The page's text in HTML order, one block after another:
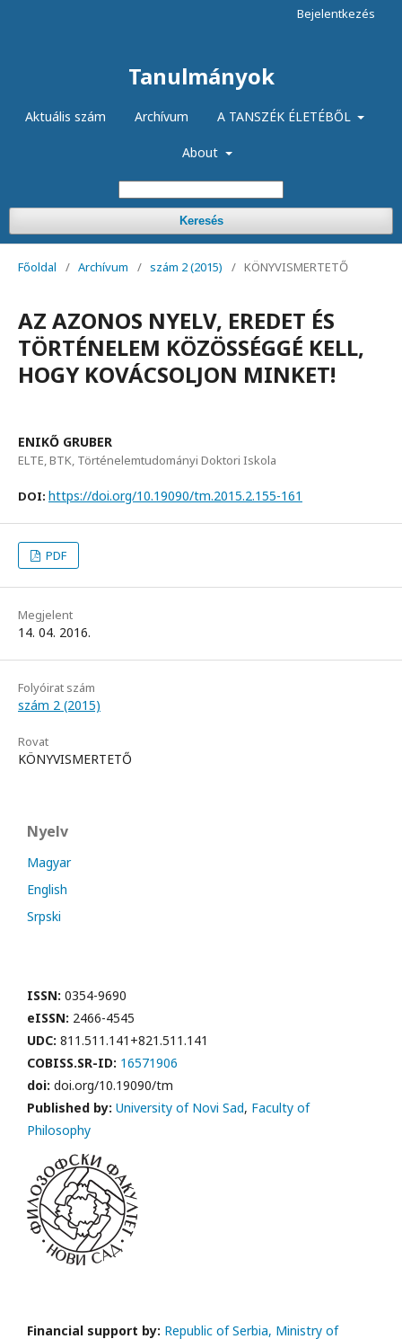
Tanulmányok
Aktuális szám Archívum A TANSZÉK ÉLETÉBŐL
About
Keresés
Bejelentkezés
Főoldal / Archívum / szám 2 (2015) / KÖNYVISMERTETŐ
AZ AZONOS NYELV, EREDET ÉS
TÖRTÉNELEM KÖZÖSSÉGGÉ KELL,
HOGY KOVÁCSOLJON MINKET!
ENIKŐ GRUBER
ELTE, BTK, Történelemtudományi Doktori Iskola
DOI: https://doi.org/10.19090/tm.2015.2.155-161
PDF
Megjelent
14. 04. 2016.
Folyóirat szám
szám 2 (2015)
Rovat
KÖNYVISMERTETŐ
Nyelv
Magyar
English
Srpski
ISSN: 0354-9690
eISSN: 2466-4545
UDC: 811.511.141+821.511.141
COBISS.SR-ID: 16571906
doi: doi.org/10.19090/tm
Published by: University of Novi Sad, Faculty of
Philosophy
Financial support by: Republic of Serbia, Ministry of